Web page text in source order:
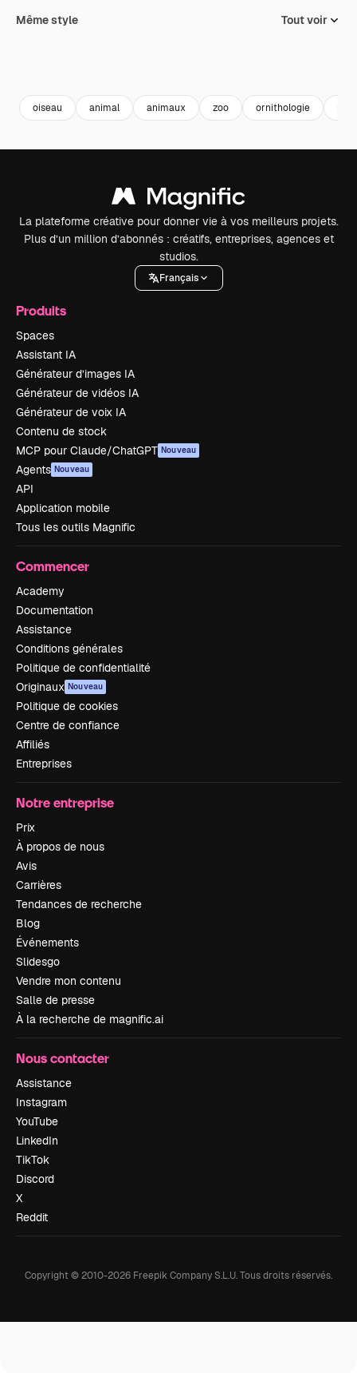
Même style Tout voir
oiseau animal animaux zoo ornithologie
La plateforme créative pour donner vie à vos meilleurs projets.
Plus d’un million d’abonnés : créatifs, entreprises, agences et
studios.
Français
Produits
Spaces
Assistant IA
Générateur d’images IA
Générateur de vidéos IA
Générateur de voix IA
Contenu de stock
MCP pour Claude/ChatGPT Nouveau
Agents Nouveau
API
Application mobile
Tous les outils Magnific
Commencer
Academy
Documentation
Assistance
Conditions générales
Politique de confidentialité
Originaux Nouveau
Politique de cookies
Centre de confiance
Affiliés
Entreprises
Notre entreprise
Prix
À propos de nous
Avis
Carrières
Tendances de recherche
Blog
Événements
Slidesgo
Vendre mon contenu
Salle de presse
À la recherche de magnific.ai
Nous contacter
Assistance
Instagram
YouTube
LinkedIn
TikTok
Discord
X
Reddit
Copyright © 2010-2026 Freepik Company S.L.U.Tous droits réservés.